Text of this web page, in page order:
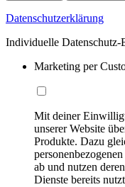
Datenschutzerklärung
Individuelle Datenschutz-
Marketing per
Mit deiner
unserer Website
Produkte. Dazu
ab und nutzen
Dienste bereits